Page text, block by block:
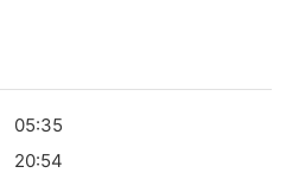
05:35
20:54